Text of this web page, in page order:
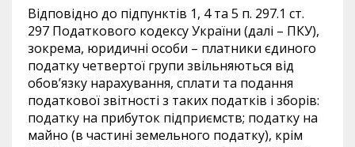
Відповідно до підпунктів 1, 4 та 5 п. 297.1 ст.
297 Податкового кодексу України (далі – ПКУ),
зокрема, юридичні особи – платники єдиного
податку четвертої групи звільняються від
обов’язку нарахування, сплати та подання
податкової звітності з таких податків і зборів:
податку на прибуток підприємств; податку на
майно (в частині земельного податку), крім